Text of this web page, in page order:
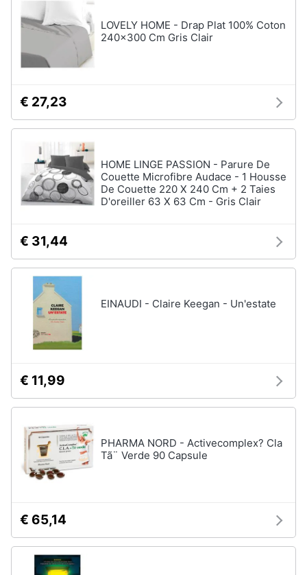
LOVELY HOME - Drap Plat 100% Coton
240x300 Cm Gris Clair
€ 27,23
HOME LINGE PASSION - Parure De
Couette Microfibre Audace - 1 Housse
De Couette 220 X 240 Cm + 2 Taies
D'oreiller 63 X 63 Cm - Gris Clair
€ 31,44
EINAUDI - Claire Keegan - Un'estate
€ 11,99
PHARMA NORD - Activecomplex? Cla
Tã¨ Verde 90 Capsule
€ 65,14